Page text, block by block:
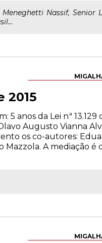
Nassif, Senior
2015
anos da Lei nª 13.129
Augusto Vianna
os co-autores:
Mazzola. A mediação é